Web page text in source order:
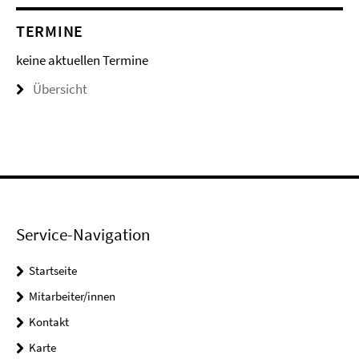
TERMINE
keine aktuellen Termine
Übersicht
Service-Navigation
Startseite
Mitarbeiter/innen
Kontakt
Karte